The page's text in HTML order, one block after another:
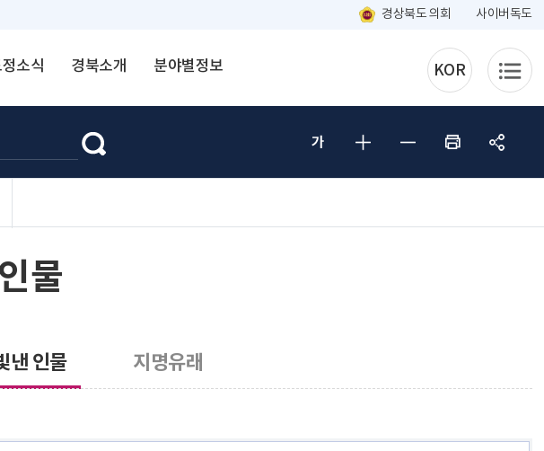
경상북도 의회 사이버독도
소식 경북소개 분야별정보 KOR
물
낸 인물 지명유래